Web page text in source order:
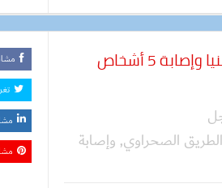
5 أشخاص
الصحراوي, وإصابة